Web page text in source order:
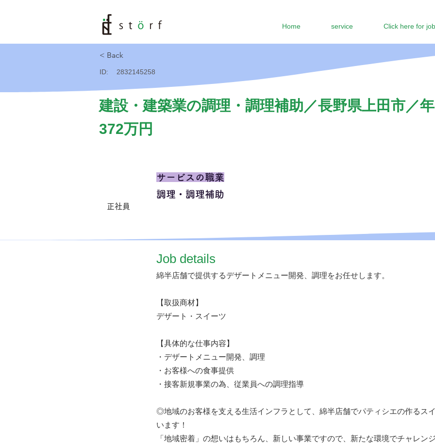
Home service Click here for
< Back
ID: 2832145258
建設・建築業の調理・調理補助／長野県上田市／
372万円
正社員
サービスの職業
調理・調理補助
​Job details
綿半店舗で提供するデザートメニュー開発、調理をお任せします。
【取扱商材】
デザート・スイーツ
【具体的な仕事内容】
・デザートメニュー開発、調理
・お客様への食事提供
・接客新規事業の為、従業員への調理指導
◎地域のお客様を支える生活インフラとして、綿半店舗でパティシエの作るス
います！
「地域密着」の想いはもちろん、新しい事業ですので、新たな環境でチャレン